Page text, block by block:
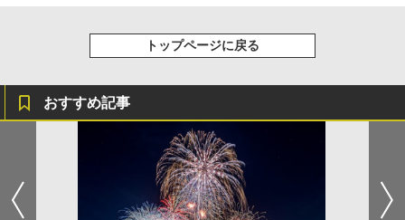
トップページに戻る
おすすめ記事